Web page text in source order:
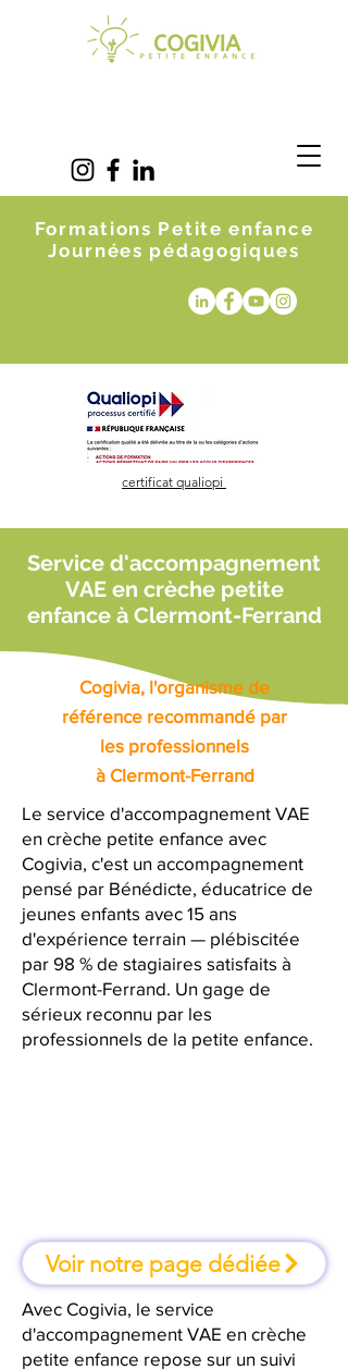
Formations Petite enfance
Journées pédagogiques
certificat qualiopi
Service d'accompagnement
VAE en crèche petite
enfance à Clermont-Ferrand
Cogivia, l'organisme de
référence recommandé par
les professionnels
à Clermont-Ferrand
Le service d'accompagnement VAE
en crèche petite enfance avec
Cogivia, c'est un accompagnement
pensé par Bénédicte, éducatrice de
jeunes enfants avec 15 ans
d'expérience terrain — plébiscitée
par 98 % de stagiaires satisfaits à
Clermont-Ferrand. Un gage de
sérieux reconnu par les
professionnels de la petite enfance.
Voir notre page dédiée
Avec Cogivia, le service
d'accompagnement VAE en crèche
petite enfance repose sur un suivi